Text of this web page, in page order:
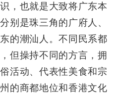
，也就是大致将广东本
别是珠三角的广府人、
的潮汕人。不同民系都
但操持不同的方言，拥
活动、代表性美食和宗
的商都地位和香港文化